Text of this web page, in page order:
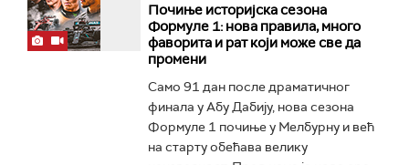
Почиње историјска сезона
Формуле 1: нова правила, много
фаворита и рат који може све да
промени
Само 91 дан после драматичног
финала у Абу Дабију, нова сезона
Формуле 1 почиње у Мелбурну и већ
на старту обећава велику